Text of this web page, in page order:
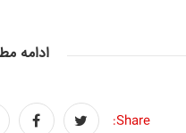
ادامه
Share: